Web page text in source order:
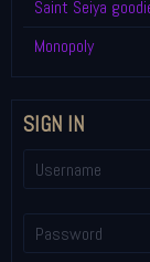
Saint Seiya
Monopoly
SIGN IN